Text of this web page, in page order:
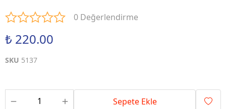
0 Değerlendirme
₺ 220.00
SKU 5137
Sepete Ekle